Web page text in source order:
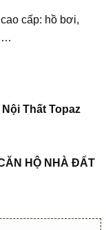
cấp: hồ bơi,
Thất Topaz
HỘ NHÀ ĐẤT